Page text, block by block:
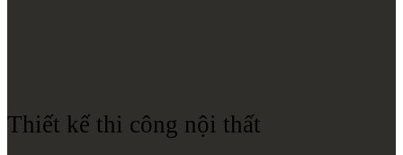
Thiết kế thi công nội thất